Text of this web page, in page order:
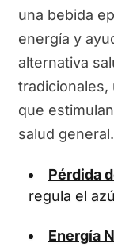
una bebida
energía y
alternativa
tradicionales,
que
salud general.
Pérdida
regula el
Energía